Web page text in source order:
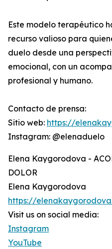
Este modelo terapéutico
recurso valioso para
duelo desde una
emocional, con un
profesional y humano.
Contacto de prensa:
Sitio web: https://
Instagram: @elenaduelo
Elena Kaygorodova -
DOLOR
Elena Kaygorodova
https://
Visit us on social media:
Instagram
YouTube